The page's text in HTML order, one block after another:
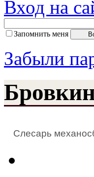
Вход на
Запомнить меня
Забыли
Слесарь